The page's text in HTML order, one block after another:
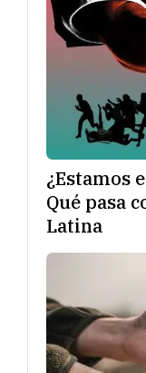
¿Estamos
Qué pasa
Latina